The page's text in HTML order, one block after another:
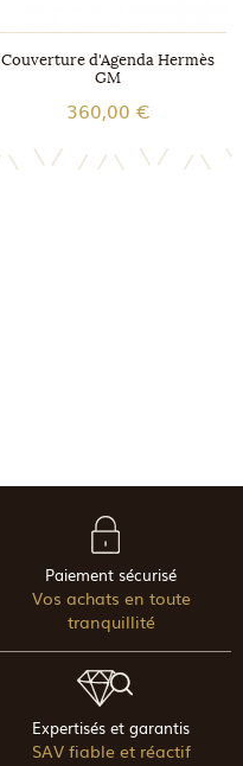
Couverture d'Agenda Hermès
GM
360,00 €
Paiement sécurisé
Vos achats en toute
tranquillité
Expertisés et garantis
SAV fiable et réactif